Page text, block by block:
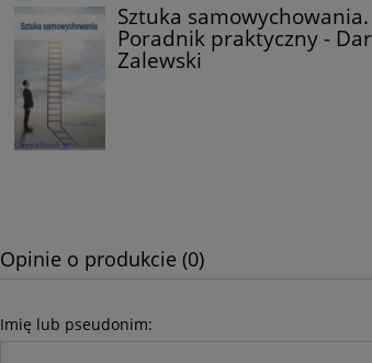
Sztuka samowychowania.
Poradnik praktyczny -
Zalewski
Opinie o produkcie (0)
Imię lub pseudonim: